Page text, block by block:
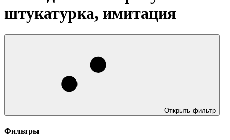
штукатурка, имитация
Открыть фильтр
Фильтры